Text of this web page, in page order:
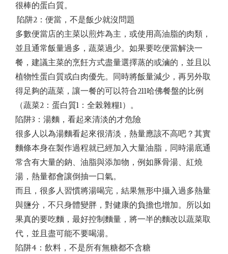
很棒的蛋白質。
陷阱2：便當，不是飯少就沒問題
多數便當店的主菜以煎炸為主，或使用高油脂的肉類，
並且通常飯量過多，蔬菜過少。如果要吃便當解決一
餐，建議主菜的烹飪方式盡量選擇蒸的或滷的，並且以
植物性蛋白質或白肉優先。同時將飯量減少，再另外取
得足夠的蔬菜，讓一餐的可以符合211哈佛餐盤的比例
（蔬菜2：蛋白質1：全榖雜糧1）。
陷阱3：湯麵，看起來清淡的才危險
很多人以為湯麵看起來很清淡，熱量應該不高吧？其實
麵條本身在製作過程就已經加入大量油脂，同時湯底通
常含有大量的鈉、油脂與添加物，例如豚骨湯、紅燒
湯，熱量都會讓倒抽一口氣。
而且，很多人習慣將湯喝完，結果無形中攝入過多熱量
與鹽分，不只身體變胖，對健康的負擔也增加。所以如
果真的要吃麵，最好控制麵量，將一半的麵改以蔬菜取
代，並且盡可能不要喝湯。
陷阱4：飲料，不是所有無糖都不含糖